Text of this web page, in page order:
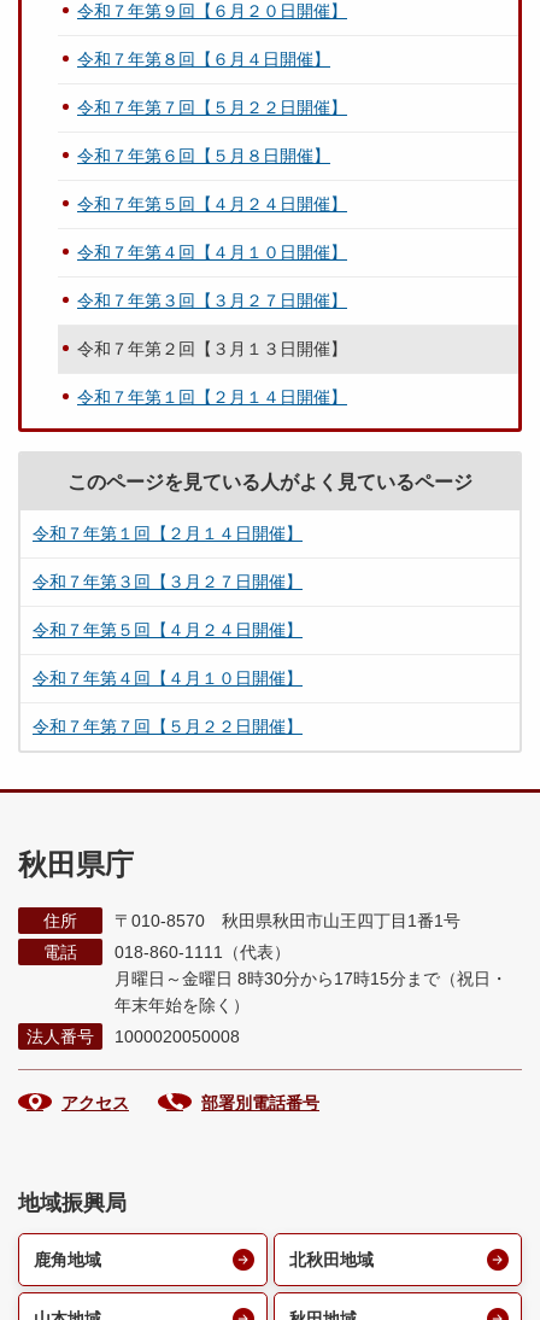
令和７年第９回【６月２０日開催】
令和７年第８回【６月４日開催】
令和７年第７回【５月２２日開催】
令和７年第６回【５月８日開催】
令和７年第５回【４月２４日開催】
令和７年第４回【４月１０日開催】
令和７年第３回【３月２７日開催】
令和７年第２回【３月１３日開催】
令和７年第１回【２月１４日開催】
このページを見ている人がよく見ているページ
令和７年第１回【２月１４日開催】
令和７年第３回【３月２７日開催】
令和７年第５回【４月２４日開催】
令和７年第４回【４月１０日開催】
令和７年第７回【５月２２日開催】
秋田県庁
住所
〒010-8570 秋田県秋田市山王四丁目1番1号
電話
018-860-1111（代表）
月曜日～金曜日 8時30分から17時15分まで （祝日・
年末年始を除く）
法人番号
1000020050008
アクセス 部署別電話番号
地域振興局
鹿角地域 北秋田地域